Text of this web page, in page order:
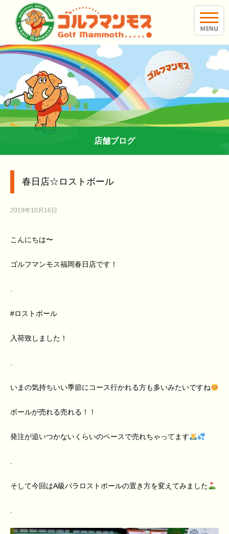
店舗ブログ
春日店☆ロストボール
2019年10月16日
こんにちは〜
ゴルフマンモス福岡春日店です！
.
#ロストボール
入荷致しました！
.
いまの気持ちいい季節にコース行かれる方も多いみたいですね
ボールが売れる売れる！！
発注が追いつかないくらいのペースで売れちゃってます
.
そして今回はA級バラロストボールの置き方を変えてみました
.